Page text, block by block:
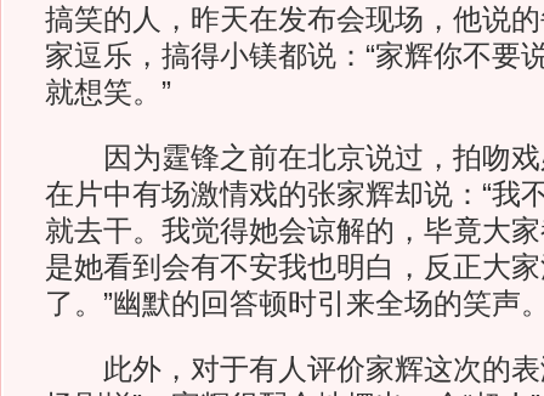
搞笑的人，昨天在发布会现场，他说
家逗乐，搞得小镁都说：“家辉你不要
就想笑。”
因为霆锋之前在北京说过，拍吻戏
在片中有场激情戏的张家辉却说：“我
就去干。我觉得她会谅解的，毕竟大
是她看到会有不安我也明白，反正大
了。”幽默的回答顿时引来全场的笑声
此外，对于有人评价家辉这次的表